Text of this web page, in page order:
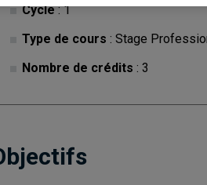
Cycle: 1
Type de cours : Stage
Nombre de crédits : 3